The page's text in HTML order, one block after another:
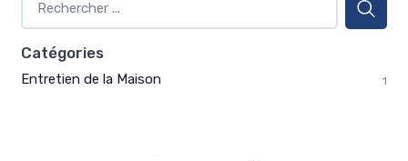
Catégories
Entretien de la Maison 1